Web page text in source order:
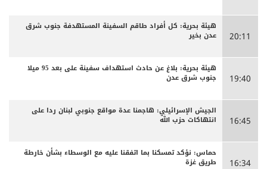
20:11
هيئة بحرية: كل أفراد طاقم السفينة المستهدفة جنوب شرق
عدن بخير
19:40
هيئة بحرية: بلاغ عن حادث استهداف سفينة على بعد 95 ميلا
جنوب شرق عدن
16:45
الجيش الإسرائيلي: هاجمنا عدة مواقع جنوبي لبنان ردا على
انتهاكات حزب الله
16:34
حماس: نؤكد تمسكنا بما اتفقنا عليه مع الوسطاء بشأن خارطة
طريق غزة